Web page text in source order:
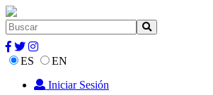
ES
EN
Iniciar Sesión